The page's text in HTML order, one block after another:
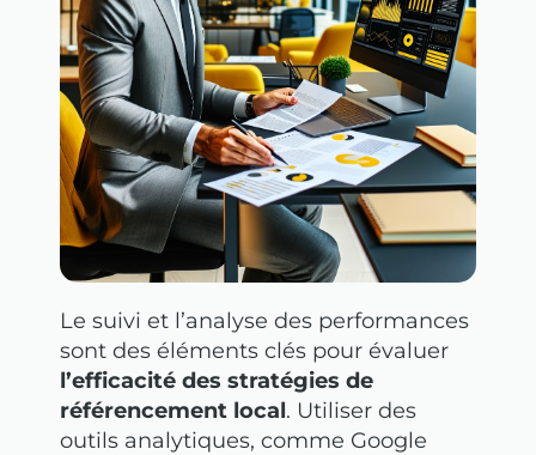
Le suivi et l’analyse des performances
sont des éléments clés pour évaluer
l’efficacité des stratégies de
référencement local. Utiliser des
outils analytiques, comme Google